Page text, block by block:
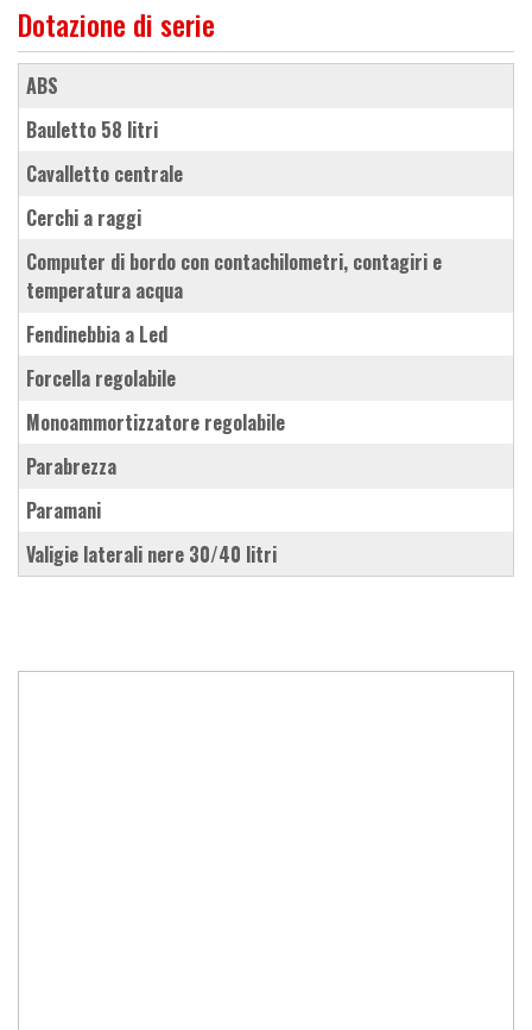
Dotazione di serie
ABS
bauletto 58 litri
cavalletto centrale
cerchi a raggi
computer di bordo con contachilometri, contagiri e
temperatura acqua
fendinebbia a Led
forcella regolabile
monoammortizzatore regolabile
parabrezza
paramani
valigie laterali nere 30/40 litri